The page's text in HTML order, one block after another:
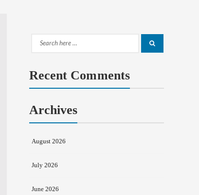
Search
Recent Comments
Archives
August 2026
July 2026
June 2026